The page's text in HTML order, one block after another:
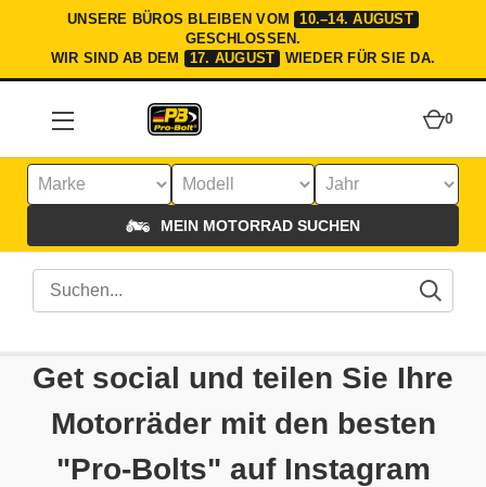
UNSERE BÜROS BLEIBEN VOM
10.–14. AUGUST
GESCHLOSSEN.
WIR SIND AB DEM
17. AUGUST WIEDER FÜR SIE DA.
0
MEIN MOTORRAD SUCHEN
Get social und teilen Sie Ihre
Motorräder mit den besten
"Pro-Bolts" auf Instagram